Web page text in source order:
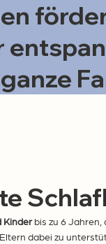
Kinderbis zu 6 Jahren,
dabei zu